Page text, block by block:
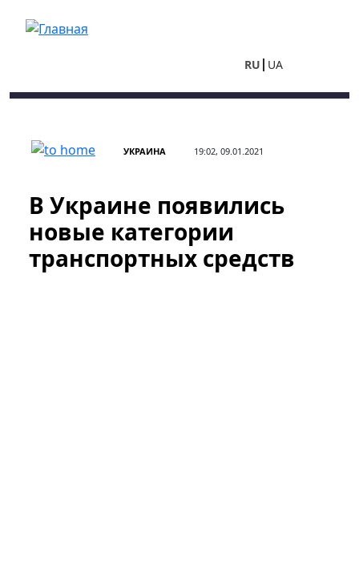
RU UA
УКРАИНА 19:02, 09.01.2021
В Украине появились
новые категории
транспортных средств